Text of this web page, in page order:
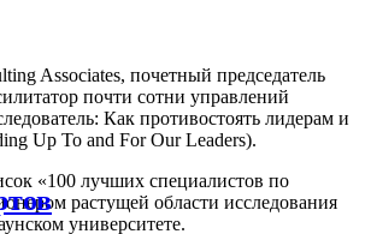
Associates, почетный председатель
почти сотни управлений
Как противостоять лидерам и
Up To and For Our Leaders).
«100 лучших специалистов по
растущей области исследования
университете.